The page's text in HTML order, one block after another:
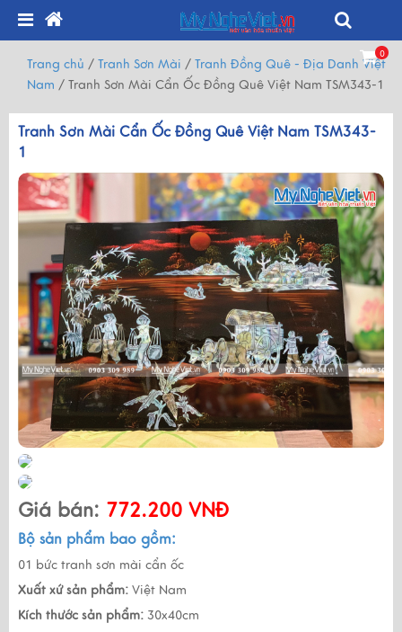
0
Trang chủ / Tranh Sơn Mài / Tranh Đồng Quê - Địa Danh Việt
Nam / Tranh Sơn Mài Cẩn Ốc Đồng Quê Việt Nam TSM343-1
Tranh Sơn Mài Cẩn Ốc Đồng Quê Việt Nam TSM343-
1
Giá bán: 772.200 VNĐ
Bộ sản phẩm bao gồm:
01 bức tranh sơn mài cẩn ốc
Xuất xứ sản phẩm: Việt Nam
Kích thước sản phẩm: 30x40cm